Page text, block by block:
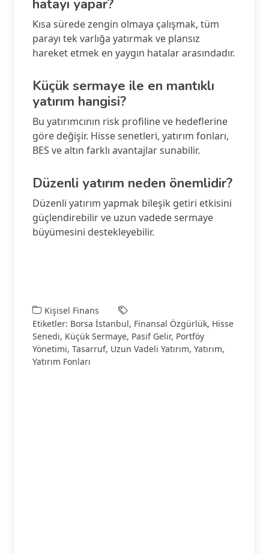
hatayı yapar?
Kısa sürede zengin olmaya çalışmak, tüm
parayı tek varlığa yatırmak ve plansız
hareket etmek en yaygın hatalar arasındadır.
Küçük sermaye ile en mantıklı
yatırım hangisi?
Bu yatırımcının risk profiline ve hedeflerine
göre değişir. Hisse senetleri, yatırım fonları,
BES ve altın farklı avantajlar sunabilir.
Düzenli yatırım neden önemlidir?
Düzenli yatırım yapmak bileşik getiri etkisini
güçlendirebilir ve uzun vadede sermaye
büyümesini destekleyebilir.
Kişisel Finans
Etiketler: Borsa İstanbul, Finansal Özgürlük, Hisse
Senedi, Küçük Sermaye, Pasif Gelir, Portföy
Yönetimi, Tasarruf, Uzun Vadeli Yatırım, Yatırım,
Yatırım Fonları